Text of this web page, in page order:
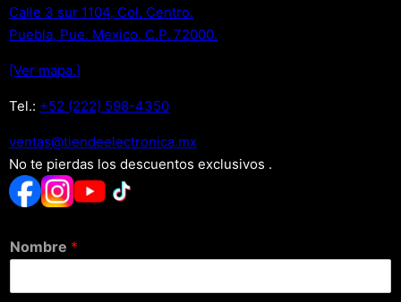
Calle 3 sur 1104, Col. Centro.
Puebla, Pue. Mexico. C.P. 72000.
[Ver mapa.]
Tel.: +52 (222) 598-4350
xm.acinortceleedneit@satnev
No te pierdas los descuentos exclusivos .
Nombre *